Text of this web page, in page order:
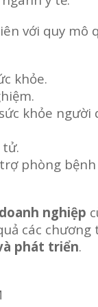
với quy mô
khỏe.
khỏe người
phòng bệnh
nghiệp
các chương
phát triển.